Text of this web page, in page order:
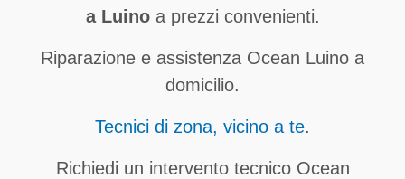
a Luinoa prezzi convenienti.
Riparazione e assistenza Ocean Luino a
domicilio.
Tecnici di zona, vicino a te.
Richiedi un intervento tecnico Ocean